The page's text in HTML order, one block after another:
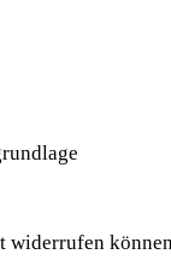
widerrufen